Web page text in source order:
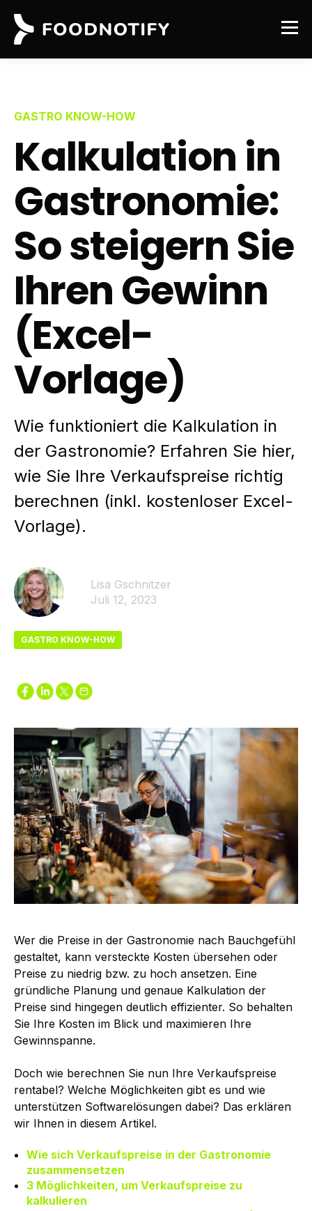
GASTRO KNOW-HOW
Kalkulation in
Gastronomie:
So steigern Sie
Ihren Gewinn
(Excel-
Vorlage)
Wie funktioniert die Kalkulation in
der Gastronomie? Erfahren Sie hier,
wie Sie Ihre Verkaufspreise richtig
berechnen (inkl. kostenloser Excel-
Vorlage).
Lisa Gschnitzer
Juli 12, 2023
GASTRO KNOW-HOW
Wer die Preise in der Gastronomie nach Bauchgefühl
gestaltet, kann versteckte Kosten übersehen oder
Preise zu niedrig bzw. zu hoch ansetzen. Eine
gründliche Planung und genaue Kalkulation der
Preise sind hingegen deutlich effizienter. So behalten
Sie Ihre Kosten im Blick und maximieren Ihre
Gewinnspanne.
Doch wie berechnen Sie nun Ihre Verkaufspreise
rentabel? Welche Möglichkeiten gibt es und wie
unterstützen Softwarelösungen dabei? Das erklären
wir Ihnen in diesem Artikel.
Wie sich Verkaufspreise in der Gastronomie
zusammensetzen
3 Möglichkeiten, um Verkaufspreise zu
kalkulieren